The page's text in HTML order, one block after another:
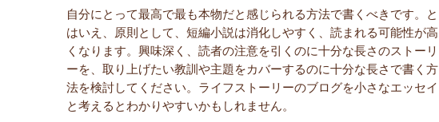
自分にとって最高で最も本物だと感じられる方法で書くべきです。と
はいえ、原則として、短編小説は消化しやすく、読まれる可能性が高
くなります。興味深く、読者の注意を引くのに十分な長さのストーリ
ーを、取り上げたい教訓や主題をカバーするのに十分な長さで書く方
法を検討してください。ライフストーリーのブログを小さなエッセイ
と考えるとわかりやすいかもしれません。